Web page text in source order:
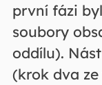
první fázi
soubory
oddílu).
(krok dva